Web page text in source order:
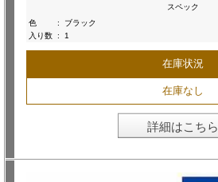
スペック
色
:
ブラック
入り数 : 1
在庫状況
在庫なし
詳細はこちら